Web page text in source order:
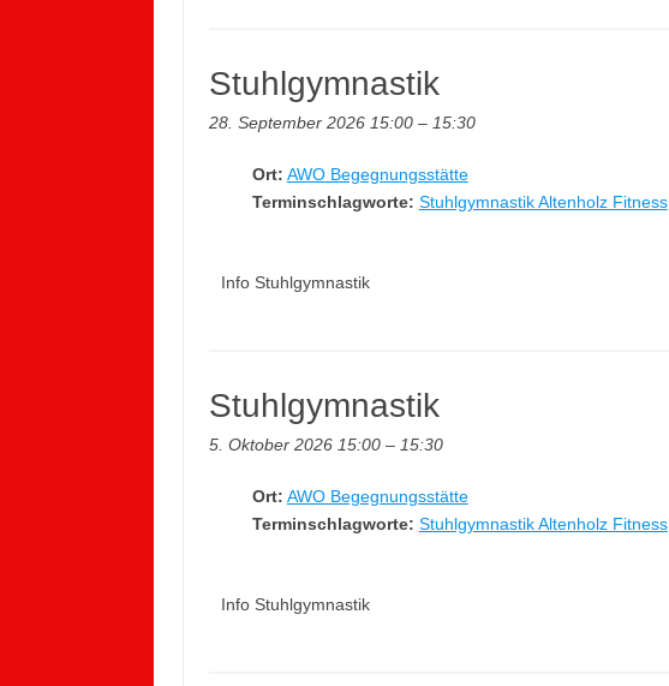
Stuhlgymnastik
28. September 2026 15:00– 15:30
Ort: AWO Begegnungsstätte
Terminschlagworte: Stuhlgymnastik Altenholz Fitness
Info Stuhlgymnastik
Stuhlgymnastik
5. Oktober 2026 15:00– 15:30
Ort: AWO Begegnungsstätte
Terminschlagworte: Stuhlgymnastik Altenholz Fitness
Info Stuhlgymnastik